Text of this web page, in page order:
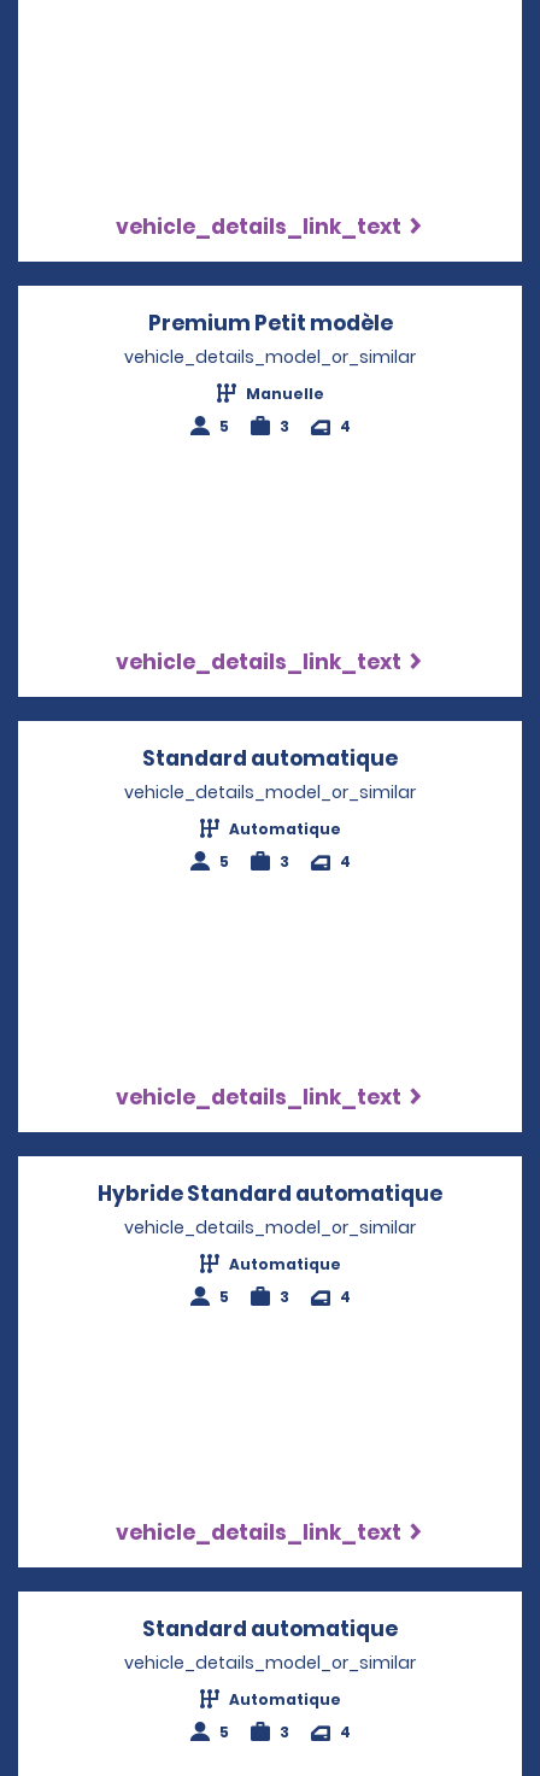
vehicle_details_link_text
Premium Petit modèleOpens in a
vehicle_details_model_or_similar
Manuelle
5
3 4
vehicle_details_link_text
Standard automatique
vehicle_details_model_or_similar
Automatique
5
3 4
vehicle_details_link_text
Hybride Standard automatique
vehicle_details_model_or_similar
Automatique
5
3 4
vehicle_details_link_text
Standard automatique
vehicle_details_model_or_similar
Automatique
5
3 4